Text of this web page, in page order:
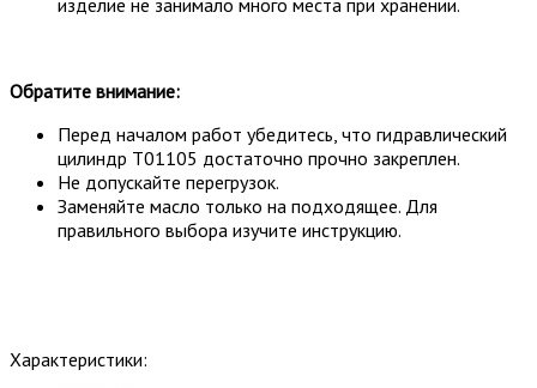
Обратите внимание:
Перед началом работ убедитесь, что гидравлический
цилиндр T01105 достаточно прочно закреплен.
Не допускайте перегрузок.
Заменяйте масло только на подходящее. Для
правильного выбора изучите инструкцию.
Характеристики: